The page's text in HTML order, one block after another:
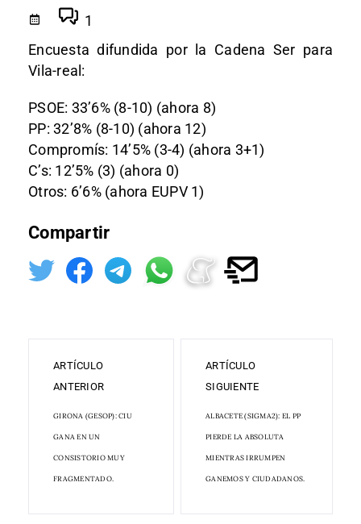
1
Encuesta difundida por la Cadena Ser para
Vila-real:
PSOE: 33’6% (8-10) (ahora 8)
PP: 32’8% (8-10) (ahora 12)
Compromís: 14’5% (3-4) (ahora 3+1)
C’s: 12’5% (3) (ahora 0)
Otros: 6’6% (ahora EUPV 1)
Compartir
ARTÍCULO
ANTERIOR
GIRONA (GESOP): CIU
GANA EN UN
CONSISTORIO MUY
FRAGMENTADO.
ARTÍCULO
SIGUIENTE
ALBACETE (SIGMA2): EL PP
PIERDE LA ABSOLUTA
MIENTRAS IRRUMPEN
GANEMOS Y CIUDADANOS.